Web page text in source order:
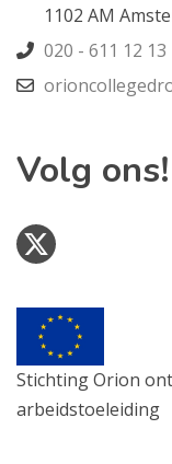
1102 AM
020 - 611 12 13
Volg ons!
Stichting Orion
arbeidstoeleiding